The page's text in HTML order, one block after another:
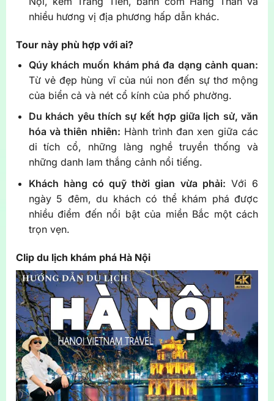
nhiều hương vị địa phương hấp dẫn khác.
Tour này phù hợp với ai?
Qúy khách muốn khám phá đa dạng cảnh quan:
Từ vẻ đẹp hùng vĩ của núi non đến sự thơ mộng
của biển cả và nét cổ kính của phố phường.
Du khách yêu thích sự kết hợp giữa lịch sử, văn
hóa và thiên nhiên: Hành trình đan xen giữa các
di tích cổ, những làng nghề truyền thống và
những danh lam thắng cảnh nổi tiếng.
Khách hàng có quỹ thời gian vừa phải: Với 6
ngày 5 đêm, du khách có thể khám phá được
nhiều điểm đến nổi bật của miền Bắc một cách
trọn vẹn.
Clip du lịch khám phá Hà Nội